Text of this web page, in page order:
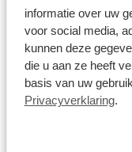
informatie over uw
voor social media,
kunnen deze
die u aan ze heeft
basis van uw
Privacyverklaring.